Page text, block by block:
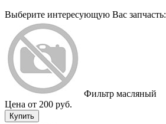
Выберите интересующую Вас запчасть:
Фильтр масляный
Цена от 200 руб.
Купить